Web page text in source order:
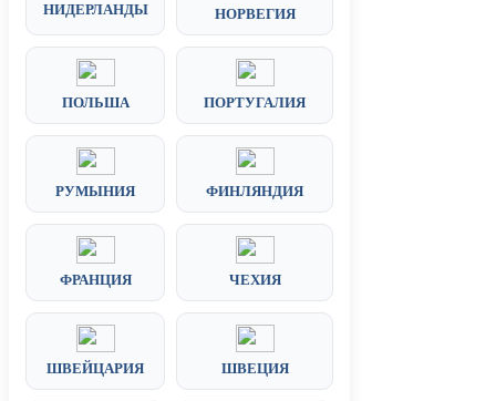
НИДЕРЛАНДЫ НОРВЕГИЯ
ПОЛЬША ПОРТУГАЛИЯ
РУМЫНИЯ ФИНЛЯНДИЯ
ФРАНЦИЯ ЧЕХИЯ
ШВЕЙЦАРИЯ ШВЕЦИЯ